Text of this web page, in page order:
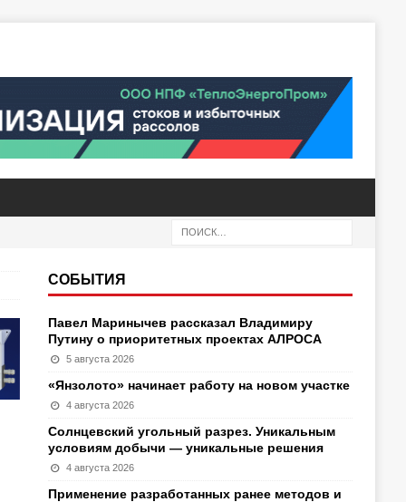
СОБЫТИЯ
Павел Маринычев рассказал Владимиру
Путину о приоритетных проектах АЛРОСА
5 августа 2026
«Янзолото» начинает работу на новом участке
4 августа 2026
Солнцевский угольный разрез. Уникальным
условиям добычи — уникальные решения
4 августа 2026
Применение разработанных ранее методов и